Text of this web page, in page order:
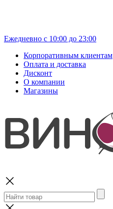
Ежедневно с 10:00 до 23:00
Корпоративным клиентам
Оплата и доставка
Дисконт
О компании
Магазины